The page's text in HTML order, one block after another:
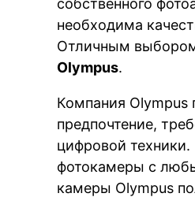
необходима
Отличным выбором
Olympus.
Компания Olympus
предпочтение,
цифровой
фотокамеры с
камеры Olympus